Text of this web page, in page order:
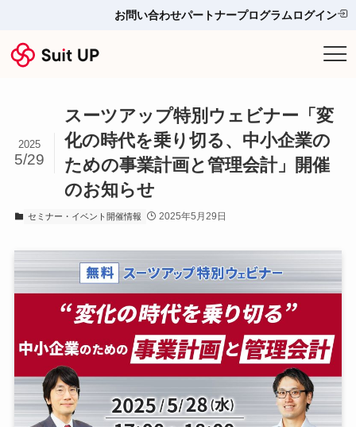
プランと料金
他ツールとの比較＆選び方
導入事例
お役立ち情報
お問い合わせ
お問い合わせパートナープログラムログイン
スーツアップ特別ウェビナー「変
化の時代を乗り切る、中小企業の
ための事業計画と管理会計」開催
のお知らせ
2025
5/29
セミナー・イベント開催情報 2025年5月29日